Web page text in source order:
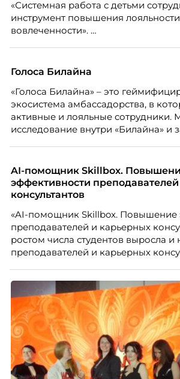
«Системная работа с детьми
инструмент повышения
вовлеченности».
Голоса Билайна
«Голоса Билайна» – это
экосистема амбассадорства, в
активные и лояльные сотрудники.
исследование внутри «Билайна» и
благодарности и публичного
AI-помощник Skillbox.
эффективности
консультантов
«AI-помощник Skillbox. Повышение
преподавателей и карьерных
ростом числа студентов выросла и
преподавателей и карьерных
повысить эффективность
процессы, сохранить качество
масштабироваться без роста
появился AI-помощник,
Skillbox.